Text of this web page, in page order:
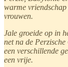
warme vriendschap
vrouwen.
Jale groeide op in
net na de
een verschillende
een vrije.